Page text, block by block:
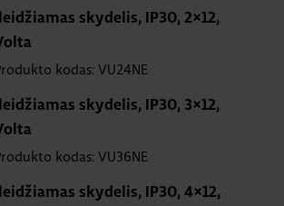
Įleidžiamas skydelis, IP30, 2×12,
kodas: VU24NE
Įleidžiamas skydelis, IP30, 3×12,
kodas: VU36NE
Įleidžiamas skydelis, IP30, 4×12,